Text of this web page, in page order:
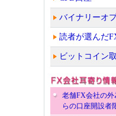
バイナリーオ
読者が選んだ
ビットコイン
老舗FX会社の
らの口座開設者